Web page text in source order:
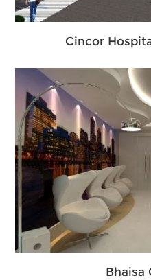
Cincor
Bhaisa